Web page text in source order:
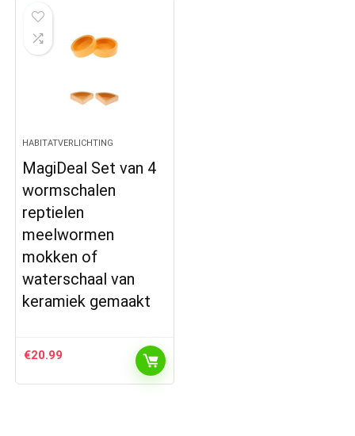
HABITATVERLICHTING
MagiDeal Set van 4
wormschalen
reptielen
meelwormen
mokken of
waterschaal van
keramiek gemaakt
€20.99